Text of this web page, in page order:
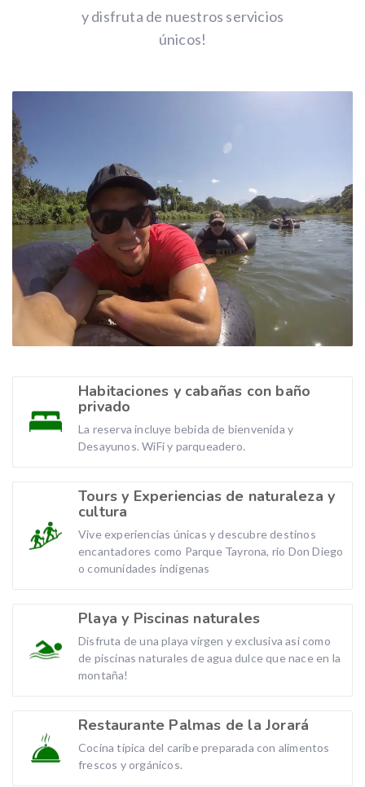
y disfruta de nuestros servicios
únicos!
Habitaciones y cabañas con baño
privado
La reserva incluye bebida de bienvenida y
Desayunos. WiFi y parqueadero.
Tours y Experiencias de naturaleza y
cultura
Vive experiencias únicas y descubre destinos
encantadores como Parque Tayrona, rio Don Diego
o comunidades indígenas
Playa y Piscinas naturales
Disfruta de una playa virgen y exclusiva asi como
de piscinas naturales de agua dulce que nace en la
montaña!
Restaurante Palmas de la Jorará
Cocina típica del caribe preparada con alimentos
frescos y orgánicos.